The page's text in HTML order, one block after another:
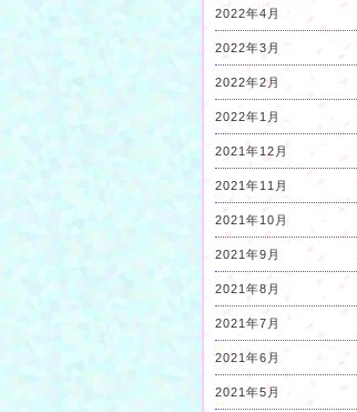
2022年4月
2022年3月
2022年2月
2022年1月
2021年12月
2021年11月
2021年10月
2021年9月
2021年8月
2021年7月
2021年6月
2021年5月